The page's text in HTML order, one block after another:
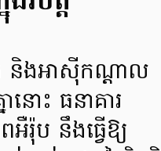
និងអាស៊ីកណ្តាល
ោះ ធនាគារ
រ៉ុប នឹងធ្វើឱ្យ